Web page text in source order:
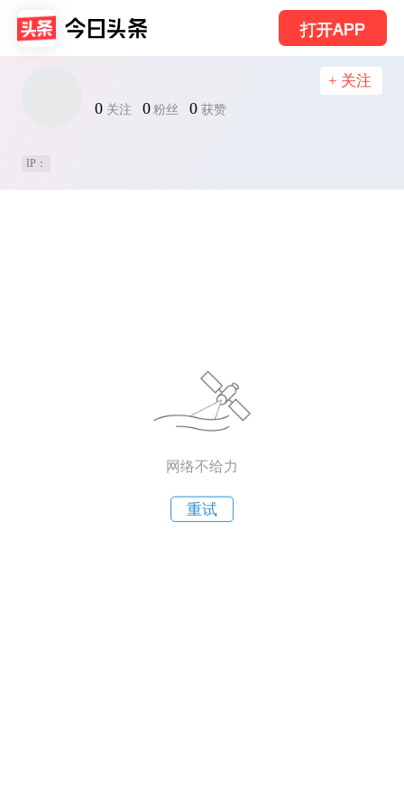
打开APP
0 关注 0 粉丝 0 获赞
+ 关注
IP：
网络不给力
重试